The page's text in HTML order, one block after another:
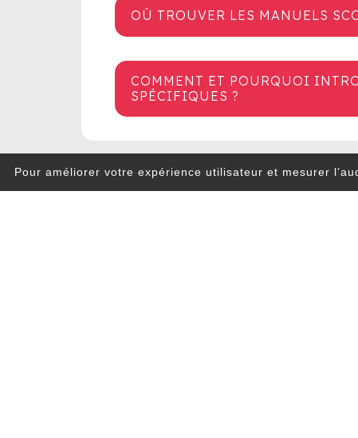
OÙ TROUVER LES MANUELS
COMMENT ET POURQUOI
SPÉCIFIQUES ?
Pour améliorer votre expérience utilisateur et mesurer